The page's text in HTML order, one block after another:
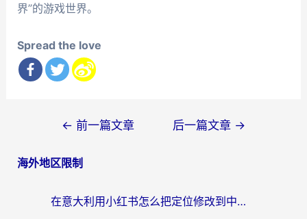
界”的游戏世界。
Spread the love
导
← 前一篇文章 后一篇文章 →
海外地区限制
在意大利用小红书怎么把定位修改到中国国内？3个实用技巧+1个靠谱工具帮你搞定